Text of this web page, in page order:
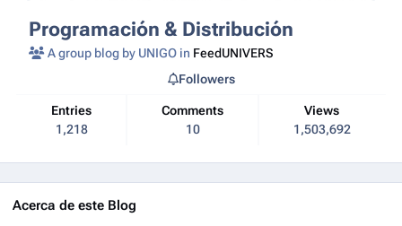
Programación & Distribución
A group blog by UNIGO in FeedUNIVERS
Entries
1,218
Comments
10
Views
1,503,692
Followers
Acerca de este Blog